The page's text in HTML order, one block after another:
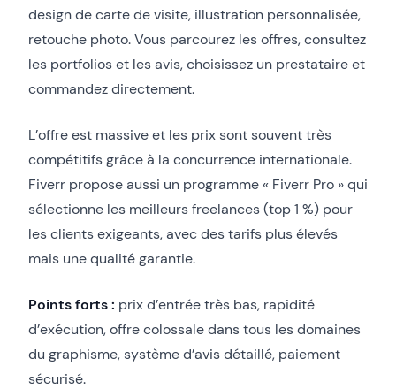
design de carte de visite, illustration personnalisée,
retouche photo. Vous parcourez les offres, consultez
les portfolios et les avis, choisissez un prestataire et
commandez directement.
L’offre est massive et les prix sont souvent très
compétitifs grâce à la concurrence internationale.
Fiverr propose aussi un programme « Fiverr Pro » qui
sélectionne les meilleurs freelances (top 1 %) pour
les clients exigeants, avec des tarifs plus élevés
mais une qualité garantie.
Points forts : prix d’entrée très bas, rapidité
d’exécution, offre colossale dans tous les domaines
du graphisme, système d’avis détaillé, paiement
sécurisé.